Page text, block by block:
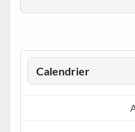
Calendrier